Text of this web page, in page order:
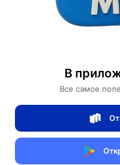
В
Все самое
100%доставок
Марка